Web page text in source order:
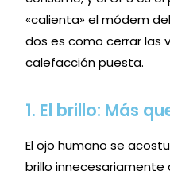
«calienta» el módem
dos es como cerrar las
calefacción puesta.
1. El brillo: Más
El ojo humano se
brillo innecesariamente